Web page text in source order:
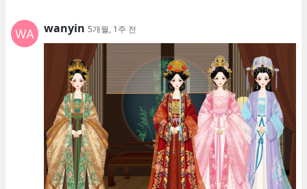
wanyin 5개월, 1주 전